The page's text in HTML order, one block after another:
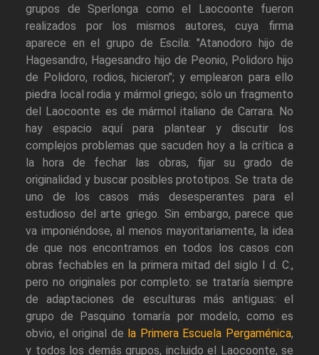
grupos de Sperlonga como el Laocoonte fueron
realizados por los mismos autores, cuya firma
aparece en el grupo de Escila: "Atanodoro hijo de
Hagesandro, Hagesandro hijo de Peonio, Polidoro hijo
de Polidoro, rodios, hicieron"; y emplearon para ello
piedra local rodia y mármol griego; sólo un fragmento
del Laocoonte es de mármol italiano de Carrara. No
hay espacio aquí para plantear y discutir los
complejos problemas que sacuden hoy a la crítica a
la hora de fechar las obras, fijar su grado de
originalidad y buscar posibles prototipos. Se trata de
uno de los casos más desesperantes para el
estudioso del arte griego. Sin embargo, parece que
va imponiéndose, al menos mayoritariamente, la idea
de que nos encontramos en todos los casos con
obras fechables en la primera mitad del siglo I d. C.,
pero no originales por completo: se trataría siempre
de adaptaciones de esculturas más antiguas: el
grupo de Pasquino tomaría por modelo, como es
obvio, el original de la Primera Escuela Pergaménica,
y todos los demás grupos, incluido el Laocoonte, se